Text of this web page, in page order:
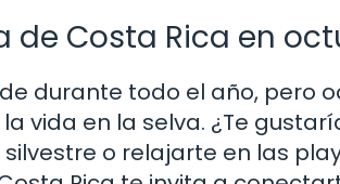
de Costa Rica en
durante todo el año, pero
vida en la selva. ¿Te
o relajarte en las